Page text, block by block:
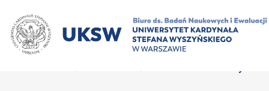
treści